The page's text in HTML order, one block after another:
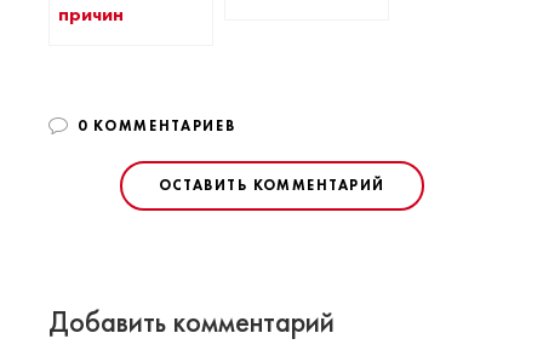
причин
0 КОММЕНТАРИЕВ
ОСТАВИТЬ КОММЕНТАРИЙ
Добавить комментарий